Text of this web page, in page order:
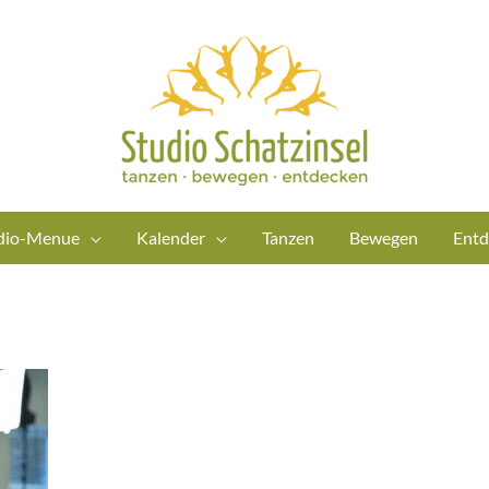
Menue Kalender Tanzen Bewegen